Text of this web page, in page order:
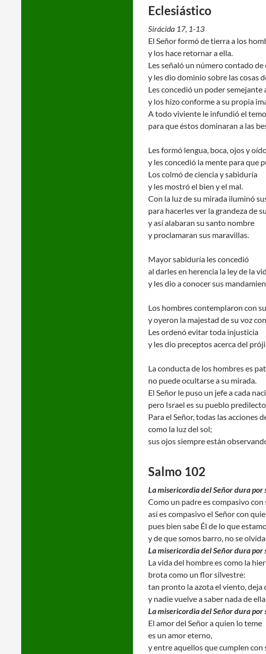
Eclesiástico
Sirácida 17, 1-13
El Señor formó de tierra a los
y los hace retornar a ella.
Les señaló un número contado de
y les dio dominio sobre las cosas
Les concedió un poder semejante
y los hizo conforme a su propia
A todo viviente le infundió el
para que éstos dominaran a las
Les formó lengua, boca, ojos y
y les concedió la mente para que
Los colmó de ciencia y sabiduría
y les mostró el bien y el mal.
Con la luz de su mirada iluminó
para hacerles ver la grandeza de
y así alabaran su santo nombre
y proclamaran sus maravillas.
Mayor sabiduría les concedió
al darles en herencia la ley de la
y les dio a conocer sus
Los hombres contemplaron con
y oyeron la majestad de su voz
Les ordenó evitar toda injusticia
y les dio preceptos acerca del
La conducta de los hombres es
no puede ocultarse a su mirada.
El Señor le puso un jefe a cada
pero Israel es su pueblo
Para el Señor, todas las acciones
como la luz del sol;
sus ojos siempre están
Salmo 102
La misericordia del Señor dura por
Como un padre es compasivo con
así es compasivo el Señor con
pues bien sabe Él de lo que
y de que somos barro, no se
La misericordia del Señor dura por
La vida del hombre es como la
brota como un flor silvestre:
tan pronto la azota el viento, deja
y nadie vuelve a saber nada de
La misericordia del Señor dura por
El amor del Señor a quien lo teme
es un amor eterno,
y entre aquellos que cumplen con